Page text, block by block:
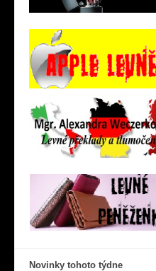
Novinky tohoto týdne